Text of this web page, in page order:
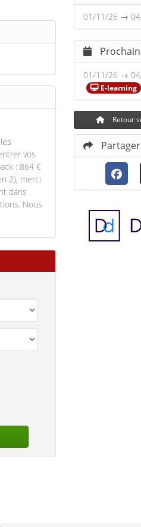
vos
: 864 €
2), merci
dans
Nous
01/11/26 →
01/11/26 →
E-learning
Retour